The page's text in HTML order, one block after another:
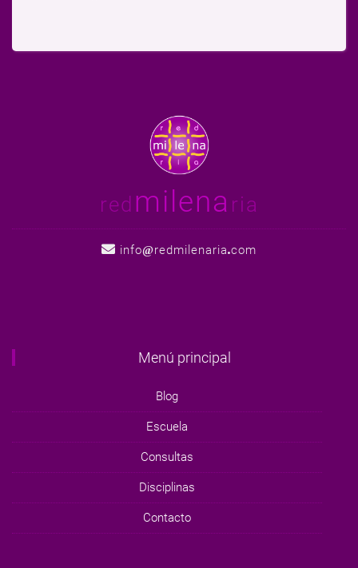
red milena ria
info redmilenaria com
Menú principal
Blog
Escuela
Consultas
Disciplinas
Contacto